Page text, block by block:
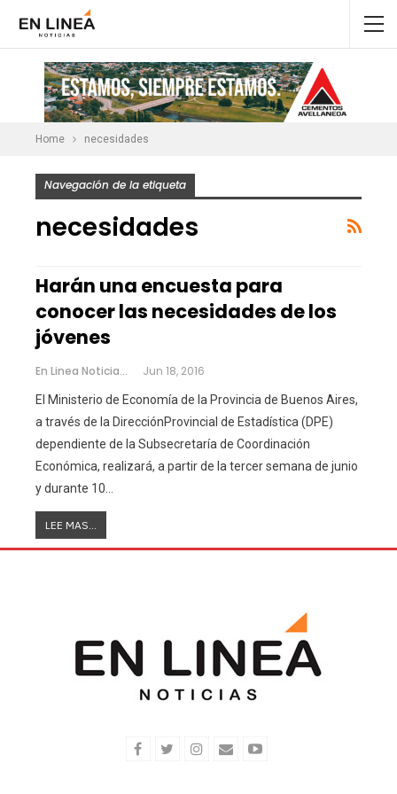
Home necesidades
Navegación de la etiqueta
necesidades
Harán una encuesta para
conocer las necesidades de los
jóvenes
En Linea Noticias Jun 18, 2016
El Ministerio de Economía de la Provincia de Buenos Aires,
a través de la DirecciónProvincial de Estadística (DPE)
dependiente de la Subsecretaría de Coordinación
Económica, realizará, a partir de la tercer semana de junio
y durante 10…
LEE MAS...